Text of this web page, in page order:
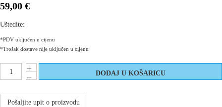
59,00 €
Uštedite:
*PDV uključen u cijenu
*Trošak dostave nije uključen u cijenu
Pošaljite upit o proizvodu